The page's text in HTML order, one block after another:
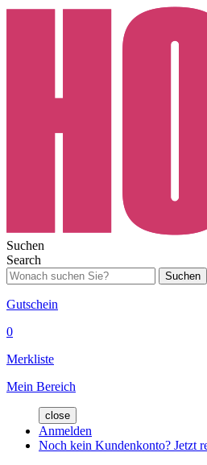
Suchen
Search
Suchen
Gutschein
0
Merkliste
Mein Bereich
close
Anmelden
Noch kein Kundenkonto? Jetzt